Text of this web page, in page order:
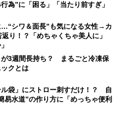
為”に「困る」「当たり前すぎ」
…“シワ＆面長”も気になる女性→カ
り！？「めちゃくちゃ美人に」
が3週間長持ち？ まるごと冷凍保
クとは
ル袋」にストロー刺すだけ！？ 自
易水道”の作り方に「めっちゃ便利